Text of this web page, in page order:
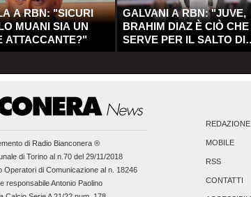
A RBN: "SICURI
MUANI SIA UN
ATTACCANTE?"
GALVANI A RBN: "JUVE,
BRAHIM DIAZ È CIÒ CHE
SERVE PER IL SALTO DI
QUALITÀ"
di Radio Bianconera ®
di Torino al n.70 del 29/11/2018
Operatori di Comunicazione al n. 18246
responsabile Antonio Paolino
REDAZIONE
MOBILE
RSS
CONTATTI